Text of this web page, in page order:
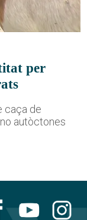
per
caça de
autòctones